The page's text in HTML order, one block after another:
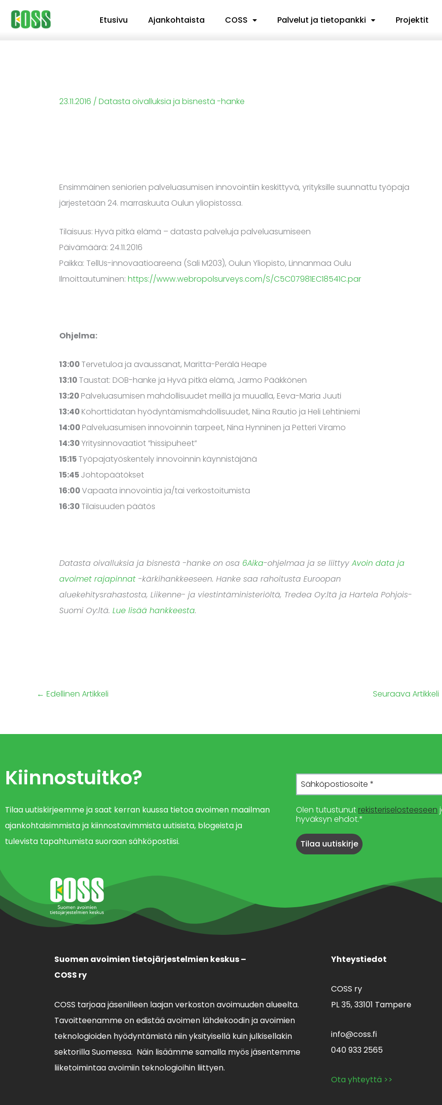
Siirry
sisältöön
Etusivu Ajankohtaista COSS Palvelut ja tietopankki Projektit
23.11.2016 / Datasta oivalluksia ja bisnestä -hanke
Ensimmäinen seniorien palveluasumisen innovointiin keskittyvä, yrityksille suunnattu työpaja
järjestetään 24. marraskuuta Oulun yliopistossa.
Tilaisuus: Hyvä pitkä elämä – datasta palveluja palveluasumiseen
Päivämäärä: 24.11.2016
Paikka: TellUs-innovaatioareena (Sali M203), Oulun Yliopisto, Linnanmaa Oulu
Ilmoittautuminen: https://www.webropolsurveys.com/S/C5C07981EC18541C.par
Ohjelma:
13:00Tervetuloa ja avaussanat, Maritta-Perälä Heape
13:10Taustat: DOB-hanke ja Hyvä pitkä elämä, Jarmo Pääkkönen
13:20 Palveluasumisen mahdollisuudet meillä ja muualla, Eeva-Maria Juuti
13:40 Kohorttidatan hyödyntämismahdollisuudet, Niina Rautio ja Heli Lehtiniemi
14:00 Palveluasumisen innovoinnin tarpeet, Nina Hynninen ja Petteri Viramo
14:30Yritysinnovaatiot ”hissipuheet”
15:15Työpajatyöskentely innovoinnin käynnistäjänä
15:45 Johtopäätökset
16:00Vapaata innovointia ja/tai verkostoitumista
16:30Tilaisuuden päätös
Datasta oivalluksia ja bisnestä -hanke on osa 6Aika-ohjelmaa ja se liittyy Avoin data ja
avoimet rajapinnat -kärkihankkeeseen. Hanke saa rahoitusta Euroopan
aluekehitysrahastosta, Liikenne- ja viestintäministeriöltä, Tredea Oy:ltä ja Hartela Pohjois-
Suomi Oy:ltä. Lue lisää hankkeesta.
← Edellinen Artikkeli Seuraava Artikkeli
Kiinnostuitko?
Tilaa uutiskirjeemme ja saat kerran kuussa tietoa avoimen maailman
ajankohtaisimmista ja kiinnostavimmista uutisista, blogeista ja
tulevista tapahtumista suoraan sähköpostiisi.
Olen tutustunut rekisteriselosteeseen
hyväksyn ehdot.*
Suomen avoimien tietojärjestelmien keskus –
COSS ry
COSS tarjoaa jäsenilleen laajan verkoston avoimuuden alueelta.
Tavoitteenamme on edistää avoimen lähdekoodin ja avoimien
teknologioiden hyödyntämistä niin yksityisellä kuin julkisellakin
sektorilla Suomessa. Näin lisäämme samalla myös jäsentemme
liiketoimintaa avoimiin teknologioihin liittyen.
Yhteystiedot
COSS ry
PL 35,33101 Tampere
info@coss.fi
040 933 2565
Ota yhteyttä >>